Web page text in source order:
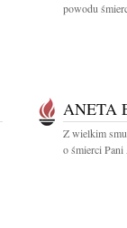
powodu
ANETA
Z wielkim
o śmierci